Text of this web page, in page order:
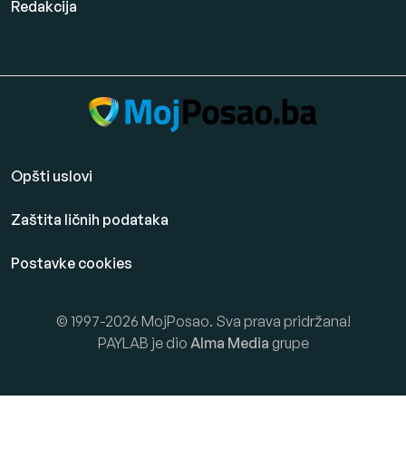
Redakcija
Opšti uslovi
Zaštita ličnih podataka
Postavke cookies
© 1997-2026 MojPosao. Sva prava pridržana!
PAYLAB je dio Alma Media grupe